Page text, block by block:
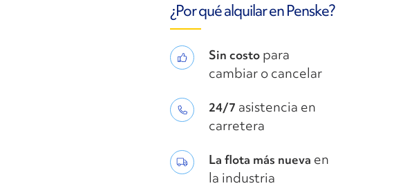
¿Por qué alquilar en Penske?
Sin costo para
cambiar o cancelar
24/7 asistencia en
carretera
La flota más nueva en
la industria